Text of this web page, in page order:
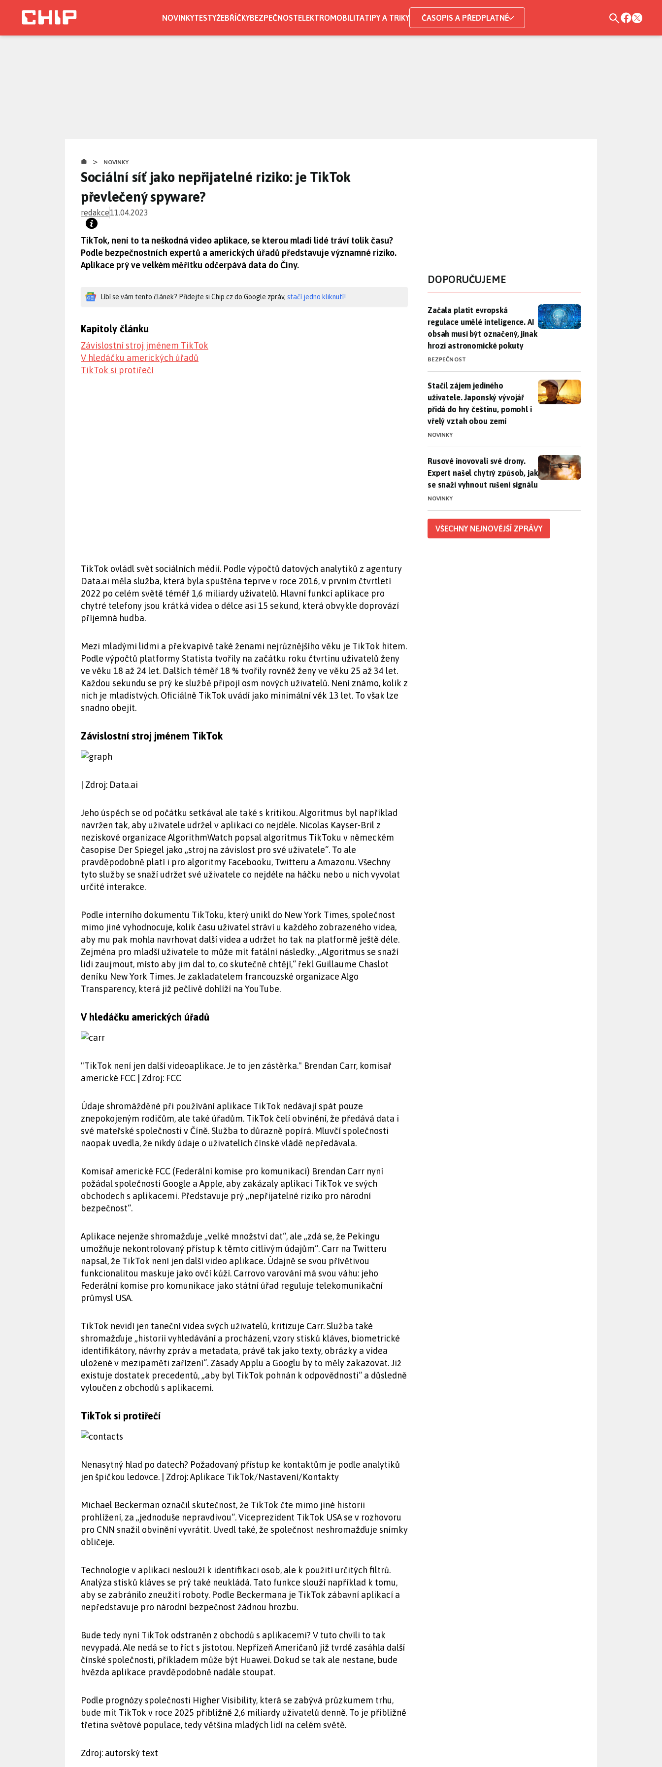
NOVINKYTESTYŽEBŘÍČKYBEZPEČNOSTELEKTROMOBILITATIPY A TRIKY ČASOPIS A PŘEDPLATNÉ
> NOVINKY
Sociální síť jako nepřijatelné riziko: je TikTok
převlečený spyware?
redakce11.04.2023
TikTok, není to ta neškodná video aplikace, se kterou mladí lidé tráví tolik času?
Podle bezpečnostních expertů a amerických úřadů představuje významné riziko.
Aplikace prý ve velkém měřítku odčerpává data do Číny.
Líbí se vám tento článek? Přidejte si Chip.cz do Google zpráv, stačí jedno kliknutí!
Kapitoly článku
Závislostní stroj jménem TikTok
V hledáčku amerických úřadů
TikTok si protiřečí
TikTok ovládl svět sociálních médií. Podle výpočtů datových analytiků z agentury
Data.ai měla služba, která byla spuštěna teprve v roce 2016, v prvním čtvrtletí
2022 po celém světě téměř 1,6 miliardy uživatelů. Hlavní funkcí aplikace pro
chytré telefony jsou krátká videa o délce asi 15 sekund, která obvykle doprovází
příjemná hudba.
Mezi mladými lidmi a překvapivě také ženami nejrůznějšího věku je TikTok hitem.
Podle výpočtů platformy Statista tvořily na začátku roku čtvrtinu uživatelů ženy
ve věku 18 až 24 let. Dalších téměř 18 % tvořily rovněž ženy ve věku 25 až 34 let.
Každou sekundu se prý ke službě připojí osm nových uživatelů. Není známo, kolik z
nich je mladistvých. Oficiálně TikTok uvádí jako minimální věk 13 let. To však lze
snadno obejít.
Závislostní stroj jménem TikTok
| Zdroj: Data.ai
Jeho úspěch se od počátku setkával ale také s kritikou. Algoritmus byl například
navržen tak, aby uživatele udržel v aplikaci co nejdéle. Nicolas Kayser-Bril z
neziskové organizace AlgorithmWatch popsal algoritmus TikToku v německém
časopise Der Spiegel jako „stroj na závislost pro své uživatele“. To ale
pravděpodobně platí i pro algoritmy Facebooku, Twitteru a Amazonu. Všechny
tyto služby se snaží udržet své uživatele co nejdéle na háčku nebo u nich vyvolat
určité interakce.
Podle interního dokumentu TikToku, který unikl do New York Times, společnost
mimo jiné vyhodnocuje, kolik času uživatel stráví u každého zobrazeného videa,
aby mu pak mohla navrhovat další videa a udržet ho tak na platformě ještě déle.
Zejména pro mladší uživatele to může mít fatální následky. „Algoritmus se snaží
lidi zaujmout, místo aby jim dal to, co skutečně chtějí,“ řekl Guillaume Chaslot
deníku New York Times. Je zakladatelem francouzské organizace Algo
Transparency, která již pečlivě dohlíží na YouTube.
V hledáčku amerických úřadů
"TikTok není jen další videoaplikace. Je to jen zástěrka." Brendan Carr, komisař
americké FCC | Zdroj: FCC
Údaje shromážděné při používání aplikace TikTok nedávají spát pouze
znepokojeným rodičům, ale také úřadům. TikTok čelí obvinění, že předává data i
své mateřské společnosti v Číně. Služba to důrazně popírá. Mluvčí společnosti
naopak uvedla, že nikdy údaje o uživatelích čínské vládě nepředávala.
Komisař americké FCC (Federální komise pro komunikaci) Brendan Carr nyní
požádal společnosti Google a Apple, aby zakázaly aplikaci TikTok ve svých
obchodech s aplikacemi. Představuje prý „nepřijatelné riziko pro národní
bezpečnost“.
Aplikace nejenže shromažďuje „velké množství dat“, ale „zdá se, že Pekingu
umožňuje nekontrolovaný přístup k těmto citlivým údajům“. Carr na Twitteru
napsal, že TikTok není jen další video aplikace. Údajně se svou přívětivou
funkcionalitou maskuje jako ovčí kůží. Carrovo varování má svou váhu: jeho
Federální komise pro komunikace jako státní úřad reguluje telekomunikační
průmysl USA.
TikTok nevidí jen taneční videa svých uživatelů, kritizuje Carr. Služba také
shromažďuje „historii vyhledávání a procházení, vzory stisků kláves, biometrické
identifikátory, návrhy zpráv a metadata, právě tak jako texty, obrázky a videa
uložené v mezipaměti zařízení“. Zásady Applu a Googlu by to měly zakazovat. Již
existuje dostatek precedentů, „aby byl TikTok pohnán k odpovědnosti“ a důsledně
vyloučen z obchodů s aplikacemi.
TikTok si protiřečí
Nenasytný hlad po datech? Požadovaný přístup ke kontaktům je podle analytiků
jen špičkou ledovce. | Zdroj: Aplikace TikTok/Nastavení/Kontakty
Michael Beckerman označil skutečnost, že TikTok čte mimo jiné historii
prohlížení, za „jednoduše nepravdivou“. Viceprezident TikTok USA se v rozhovoru
pro CNN snažil obvinění vyvrátit. Uvedl také, že společnost neshromažďuje snímky
obličeje.
Technologie v aplikaci neslouží k identifikaci osob, ale k použití určitých filtrů.
Analýza stisků kláves se prý také neukládá. Tato funkce slouží například k tomu,
aby se zabránilo zneužití roboty. Podle Beckermana je TikTok zábavní aplikací a
nepředstavuje pro národní bezpečnost žádnou hrozbu.
Bude tedy nyní TikTok odstraněn z obchodů s aplikacemi? V tuto chvíli to tak
nevypadá. Ale nedá se to říct s jistotou. Nepřízeň Američanů již tvrdě zasáhla další
čínské společnosti, příkladem může být Huawei. Dokud se tak ale nestane, bude
hvězda aplikace pravděpodobně nadále stoupat.
Podle prognózy společnosti Higher Visibility, která se zabývá průzkumem trhu,
bude mít TikTok v roce 2025 přibližně 2,6 miliardy uživatelů denně. To je přibližně
třetina světové populace, tedy většina mladých lidí na celém světě.
Zdroj: autorský text
DOPORUČUJEME
Začala platit evropská regulace umělé inteligence. AI obsah
Začala platit evropská
regulace umělé inteligence. AI
obsah musí být označený, jinak
hrozí astronomické pokuty
BEZPEČNOST
Stačil zájem jediného uživatele. Japonský vývojář přidá do hry
Stačil zájem jediného
uživatele. Japonský vývojář
přidá do hry češtinu, pomohl i
vřelý vztah obou zemí
NOVINKY
Rusové inovovali své drony. Expert našel chytrý způsob, jak se
Rusové inovovali své drony.
Expert našel chytrý způsob, jak
se snaží vyhnout rušení signálu
NOVINKY
VŠECHNY NEJNOVĚJŠÍ ZPRÁVY